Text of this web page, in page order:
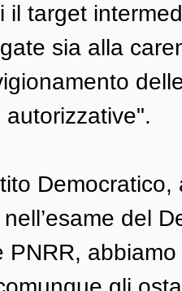
il target
sia alla
del
PNRR,